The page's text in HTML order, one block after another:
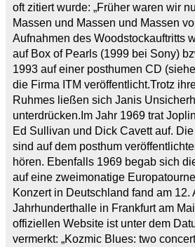
oft zitiert wurde: „Früher waren wir
Massen und Massen und Massen
Aufnahmen des Woodstockauftritts
auf Box of Pearls (1999 bei Sony)
1993 auf einer posthumen CD
die Firma ITM veröffentlicht.Trotz
Ruhmes ließen sich Janis
unterdrücken.Im Jahr 1969 trat
Ed Sullivan und Dick Cavett auf.
sind auf dem posthum
hören. Ebenfalls 1969 begab sich
auf eine zweimonatige
Konzert in Deutschland fand am 12.
Jahrhunderthalle in Frankfurt am
offiziellen Website ist unter dem
vermerkt: „Kozmic Blues: two